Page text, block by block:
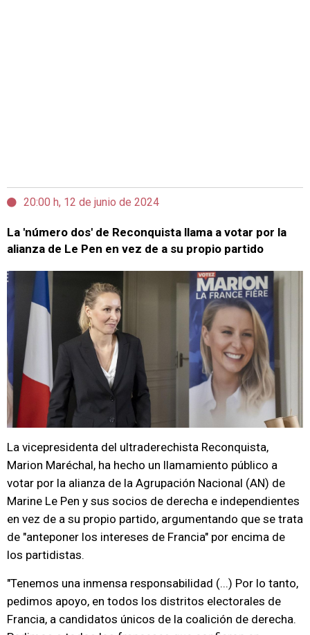
20:00 h, 12 de junio de 2024
La 'número dos' de Reconquista llama a votar por la
alianza de Le Pen en vez de a su propio partido
La vicepresidenta del ultraderechista Reconquista,
Marion Maréchal, ha hecho un llamamiento público a
votar por la alianza de la Agrupación Nacional (AN) de
Marine Le Pen y sus socios de derecha e independientes
en vez de a su propio partido, argumentando que se trata
de "anteponer los intereses de Francia" por encima de
los partidistas.
"Tenemos una inmensa responsabilidad (...) Por lo tanto,
pedimos apoyo, en todos los distritos electorales de
Francia, a candidatos únicos de la coalición de derecha.